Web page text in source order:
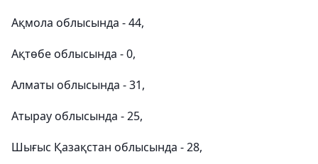
Ақмола облысында - 44,
Ақтөбе облысында - 0,
Алматы облысында - 31,
Атырау облысында - 25,
Шығыс Қазақстан облысында - 28,